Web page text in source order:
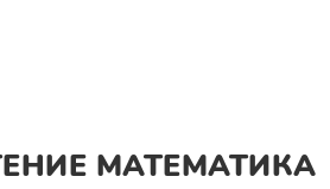
МАТЕМАТИКА